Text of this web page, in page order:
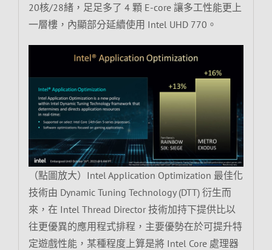
20核/28緒，足足多了 4 顆 E-core 讓多工性能更上
一層樓，內顯部分延續使用 Intel UHD 770。
（點圖放大）Intel Application Optimization 最佳化
技術由 Dynamic Tuning Technology (DTT) 衍生而
來，在 Intel Thread Director 技術加持下提供比以
往更優異的應用程式排程，主要優勢在於可提升特
定遊戲性能，某種程度上算是將 Intel Core 處理器